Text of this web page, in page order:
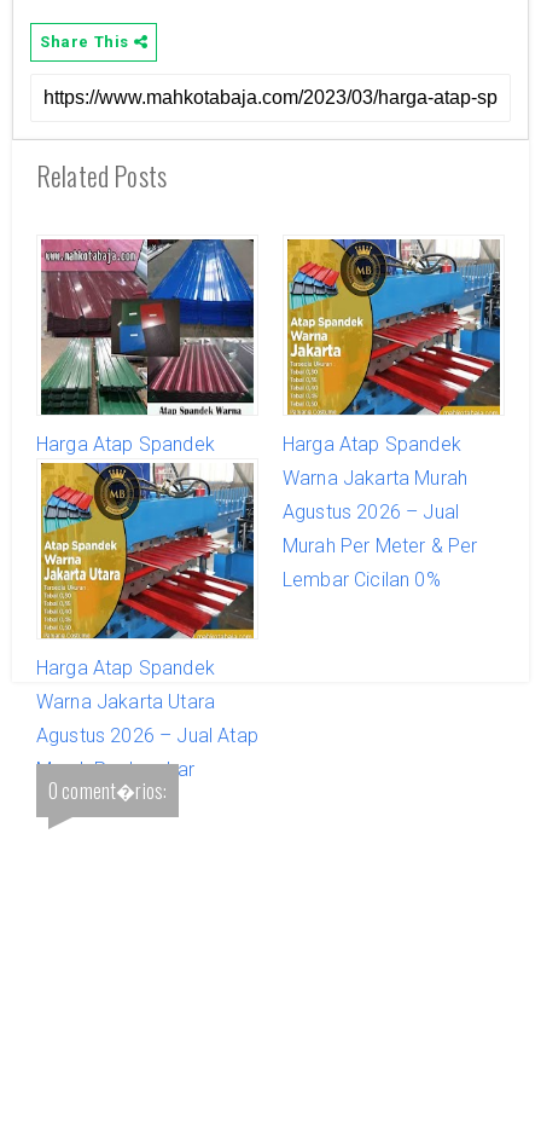
Share This
Related Posts
Harga Atap Spandek
Warna Murah Terbaru
Agustus 2026
Harga Atap Spandek
Warna Jakarta Murah
Agustus 2026 – Jual
Murah Per Meter & Per
Lembar Cicilan 0%
Harga Atap Spandek
Warna Jakarta Utara
Agustus 2026 – Jual Atap
Murah Per Lembar
Terlengkap
0 coment�rios: